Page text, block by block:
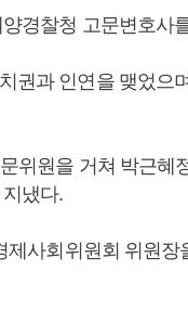
경찰청 고문변호사
권과 인연을 맺었으
위원을 거쳐 박근혜
냈다.
사회위원회 위원장